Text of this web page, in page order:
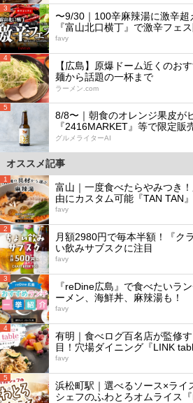
3
〜9/30｜100辛麻辣湯に激辛超
『富山北口横丁』で激辛フェ
favy
4
【広島】原爆ドーム近くのお
麺から話題の一杯まで
ラーメン.com
5
8/8〜｜朝食のオレンジ果皮が
『2416MARKET』等で限定販
グルメライターAI
オススメ記事
1
富山｜一度食べたらやみつき
由にカスタム可能『TAN TAN』
favy
2
月額2980円で毎本半額！『ク
い飲みサブスクに注目
favy
3
『reDine広島』で食べたいラ
ーメン、海鮮丼、麻辣湯も！
favy
4
有明｜食べログ百名店が監修
目！穴場ダイニング『LINK
favy
5
浜松町駅｜選べるソース×ライ
シェフのふわとろオムライス『